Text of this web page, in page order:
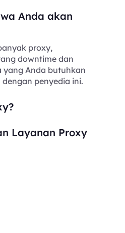
Anda akan
proxy,
downtime dan
yang Anda butuhkan
penyedia ini.
Layanan Proxy